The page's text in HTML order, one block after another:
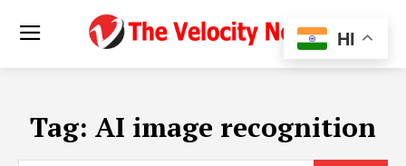
Tag: AI image recognition
HI